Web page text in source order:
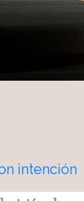
intención